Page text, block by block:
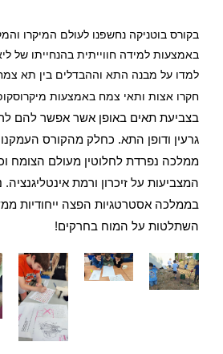
בקורס בוטניקה נחשפנו לעולם המיקרו
באמצעות למידה חווייתית בהנחייתו של
למדו על מבנה התא וההבדלים בין תא
חקרו אצות ותאי צמח באמצעות
בצביעת תאים באופן אשר אפשר להם
גרעין ודופן התא. כחלק מהקורס העמקנו
ממלכה נפרדת לחלוטין מעולם הצומח
המצביעות על זיכרון ורמת אינטליגנציה.
בממלכה אסטרטגיות הפצה ייחודיות
השתלטות על המוח בחרקים!